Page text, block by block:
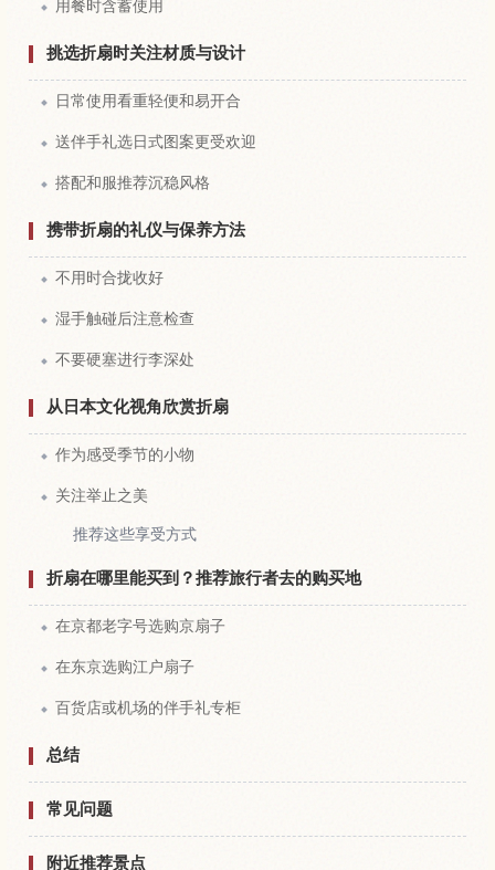
用餐时含蓄使用
挑选折扇时关注材质与设计
日常使用看重轻便和易开合
送伴手礼选日式图案更受欢迎
搭配和服推荐沉稳风格
携带折扇的礼仪与保养方法
不用时合拢收好
湿手触碰后注意检查
不要硬塞进行李深处
从日本文化视角欣赏折扇
作为感受季节的小物
关注举止之美
推荐这些享受方式
折扇在哪里能买到？推荐旅行者去的购买地
在京都老字号选购京扇子
在东京选购江户扇子
百货店或机场的伴手礼专柜
总结
常见问题
附近推荐景点